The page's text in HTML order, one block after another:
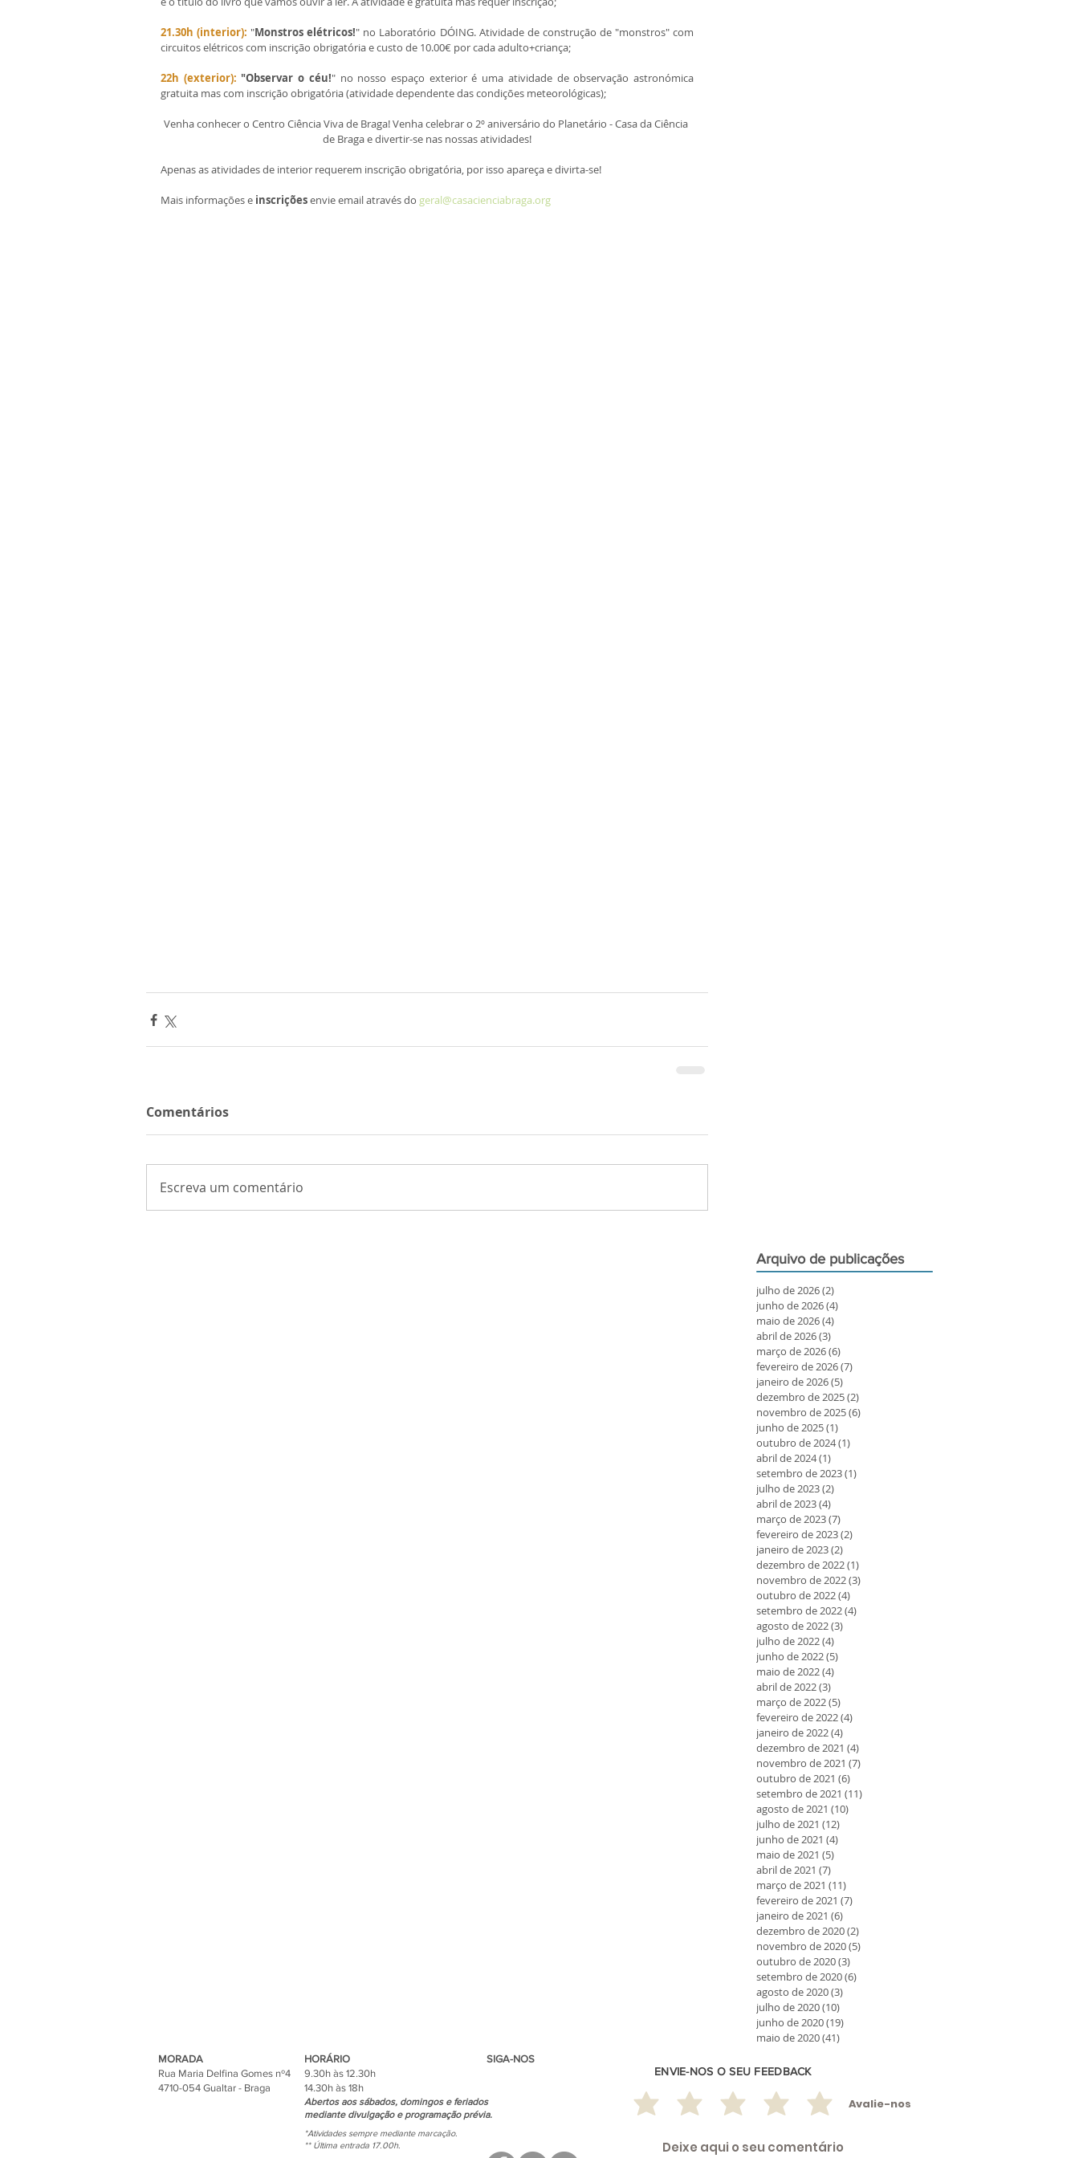
21.30h (interior): "Monstros elétricos!" no Laboratório DÓING. Atividade de construção de "monstros" com
circuitos elétricos com inscrição obrigatória e custo de 10.00€ por cada adulto+criança;
22h (exterior): "Observar o céu!" no nosso espaço exterior é uma atividade de observação astronómica
gratuita mas com inscrição obrigatória (atividade dependente das condições meteorológicas);
Venha conhecer o Centro Ciência Viva de Braga! Venha celebrar o 2º aniversário do Planetário - Casa da Ciência
de Braga e divertir-se nas nossas atividades!
Apenas as atividades de interior requerem inscrição obrigatória, por isso apareça e divirta-se!
Mais informações e inscrições envie email através do geral@casacienciabraga.org
Comentários
Escreva um comentário
Arquivo de publicações
julho de 2026(2)
junho de 2026(4)
maio de 2026(4)
abril de 2026(3)
março de 2026(6)
fevereiro de 2026(7)
janeiro de 2026(5)
dezembro de 2025(2)
novembro de 2025(6)
junho de 2025(1)
outubro de 2024(1)
abril de 2024(1)
setembro de 2023(1)
julho de 2023(2)
abril de 2023(4)
março de 2023(7)
fevereiro de 2023(2)
janeiro de 2023(2)
dezembro de 2022(1)
novembro de 2022(3)
outubro de 2022(4)
setembro de 2022(4)
agosto de 2022(3)
julho de 2022(4)
junho de 2022(5)
maio de 2022(4)
abril de 2022(3)
março de 2022(5)
fevereiro de 2022(4)
janeiro de 2022(4)
dezembro de 2021 (4)
novembro de 2021 (7)
outubro de 2021 (6)
setembro de 2021 (11)
agosto de 2021 (10)
julho de 2021 (12)
junho de 2021 (4)
maio de 2021 (5)
abril de 2021 (7)
março de 2021 (11)
fevereiro de 2021 (7)
janeiro de 2021 (6)
dezembro de 2020(2)
novembro de 2020(5)
outubro de 2020(3)
setembro de 2020(6)
agosto de 2020(3)
julho de 2020(10)
junho de 2020(19)
maio de 2020(41)
MORADA
Rua Maria Delfina Gomes nº4
4710-054 Gualtar - Braga
HORÁRIO
9.30h às 12.30h
14.30h às 18h
Abertos aos sábados, domingos e feriados
mediante divulgação e programação prévia.
*Atividades sempre mediante marcação.
** Última entrada 17.00h.
SIGA-NOS
ENVIE-NOS O SEU FEEDBACK
Avalie-nos